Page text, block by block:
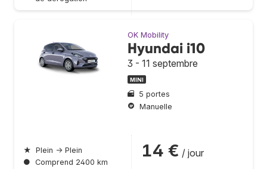
OK Mobility
Hyundai i10
3 - 11 septembre
MINI
5 portes
Manuelle
★ Plein → Plein
● Comprend 2400 km
14 € / jour